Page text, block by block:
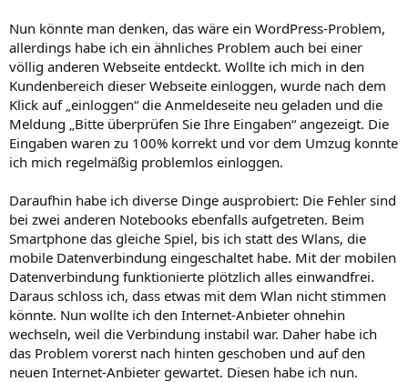
Nun könnte man denken, das wäre ein WordPress-Problem,
allerdings habe ich ein ähnliches Problem auch bei einer
völlig anderen Webseite entdeckt. Wollte ich mich in den
Kundenbereich dieser Webseite einloggen, wurde nach dem
Klick auf „einloggen“ die Anmeldeseite neu geladen und die
Meldung „Bitte überprüfen Sie Ihre Eingaben“ angezeigt. Die
Eingaben waren zu 100% korrekt und vor dem Umzug konnte
ich mich regelmäßig problemlos einloggen.
Daraufhin habe ich diverse Dinge ausprobiert: Die Fehler sind
bei zwei anderen Notebooks ebenfalls aufgetreten. Beim
Smartphone das gleiche Spiel, bis ich statt des Wlans, die
mobile Datenverbindung eingeschaltet habe. Mit der mobilen
Datenverbindung funktionierte plötzlich alles einwandfrei.
Daraus schloss ich, dass etwas mit dem Wlan nicht stimmen
könnte. Nun wollte ich den Internet-Anbieter ohnehin
wechseln, weil die Verbindung instabil war. Daher habe ich
das Problem vorerst nach hinten geschoben und auf den
neuen Internet-Anbieter gewartet. Diesen habe ich nun.